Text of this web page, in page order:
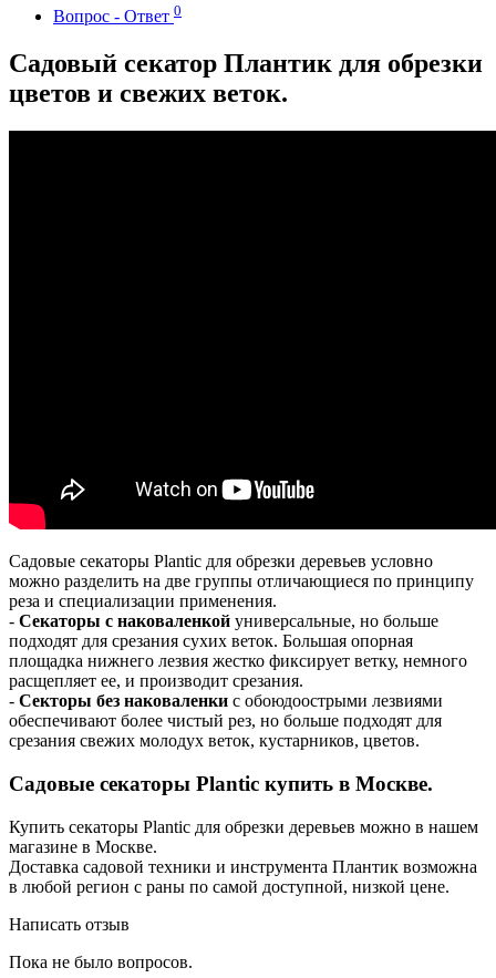
Вопрос - Ответ 0
Садовый секатор Плантик для обрезки
цветов и свежих веток.
Садовые секаторы Plantic для обрезки деревьев условно
можно разделить на две группы отличающиеся по принципу
реза и специализации применения.
- Секаторы с наковаленкой универсальные, но больше
подходят для срезания сухих веток. Большая опорная
площадка нижнего лезвия жестко фиксирует ветку, немного
расщепляет ее, и производит срезания.
- Секторы без наковаленки с обоюдоострыми лезвиями
обеспечивают более чистый рез, но больше подходят для
срезания свежих молодух веток, кустарников, цветов.
Садовые секаторы Plantic купить в Москве.
Купить секаторы Plantic для обрезки деревьев можно в нашем
магазине в Москве.
Доставка садовой техники и инструмента Плантик возможна
в любой регион с раны по самой доступной, низкой цене.
Написать отзыв
Пока не было вопросов.